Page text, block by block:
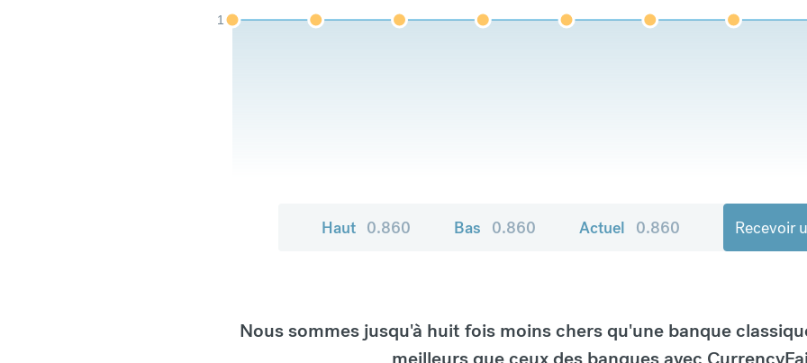
1
Haut 0.860 Bas 0.860 Actuel 0.860 Recevoir
Nous sommes jusqu'à huit fois moins chers qu'une banque
meilleurs que ceux des banques avec